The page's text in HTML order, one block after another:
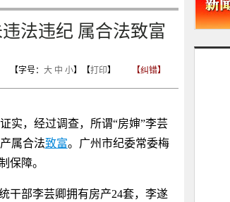
法违纪 属合法致富
【字号：大 中 小】【打印】 【纠错】
，经过调查，所谓“房婶”李芸
属合法致富。广州市纪委常委梅
保障。
干部李芸卿拥有房产24套，李遂